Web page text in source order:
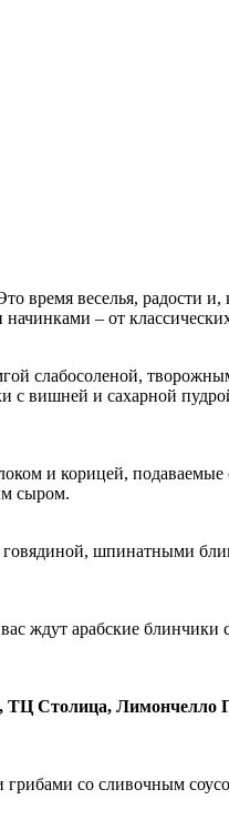
время веселья, радости
– от
слабосоленой,
с вишней и сахарной
и корицей,
сыром.
шпинатными
вас ждут арабские
ТЦ Столица, Лимончелло
грибами со сливочным